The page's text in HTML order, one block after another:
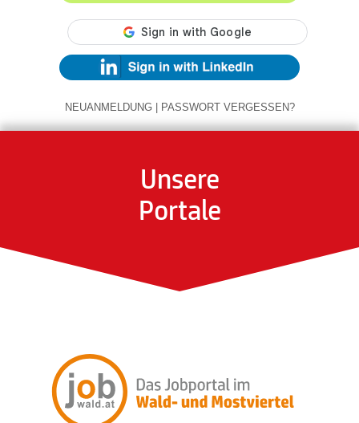
NEUANMELDUNG | PASSWORT VERGESSEN?
Unsere
Portale